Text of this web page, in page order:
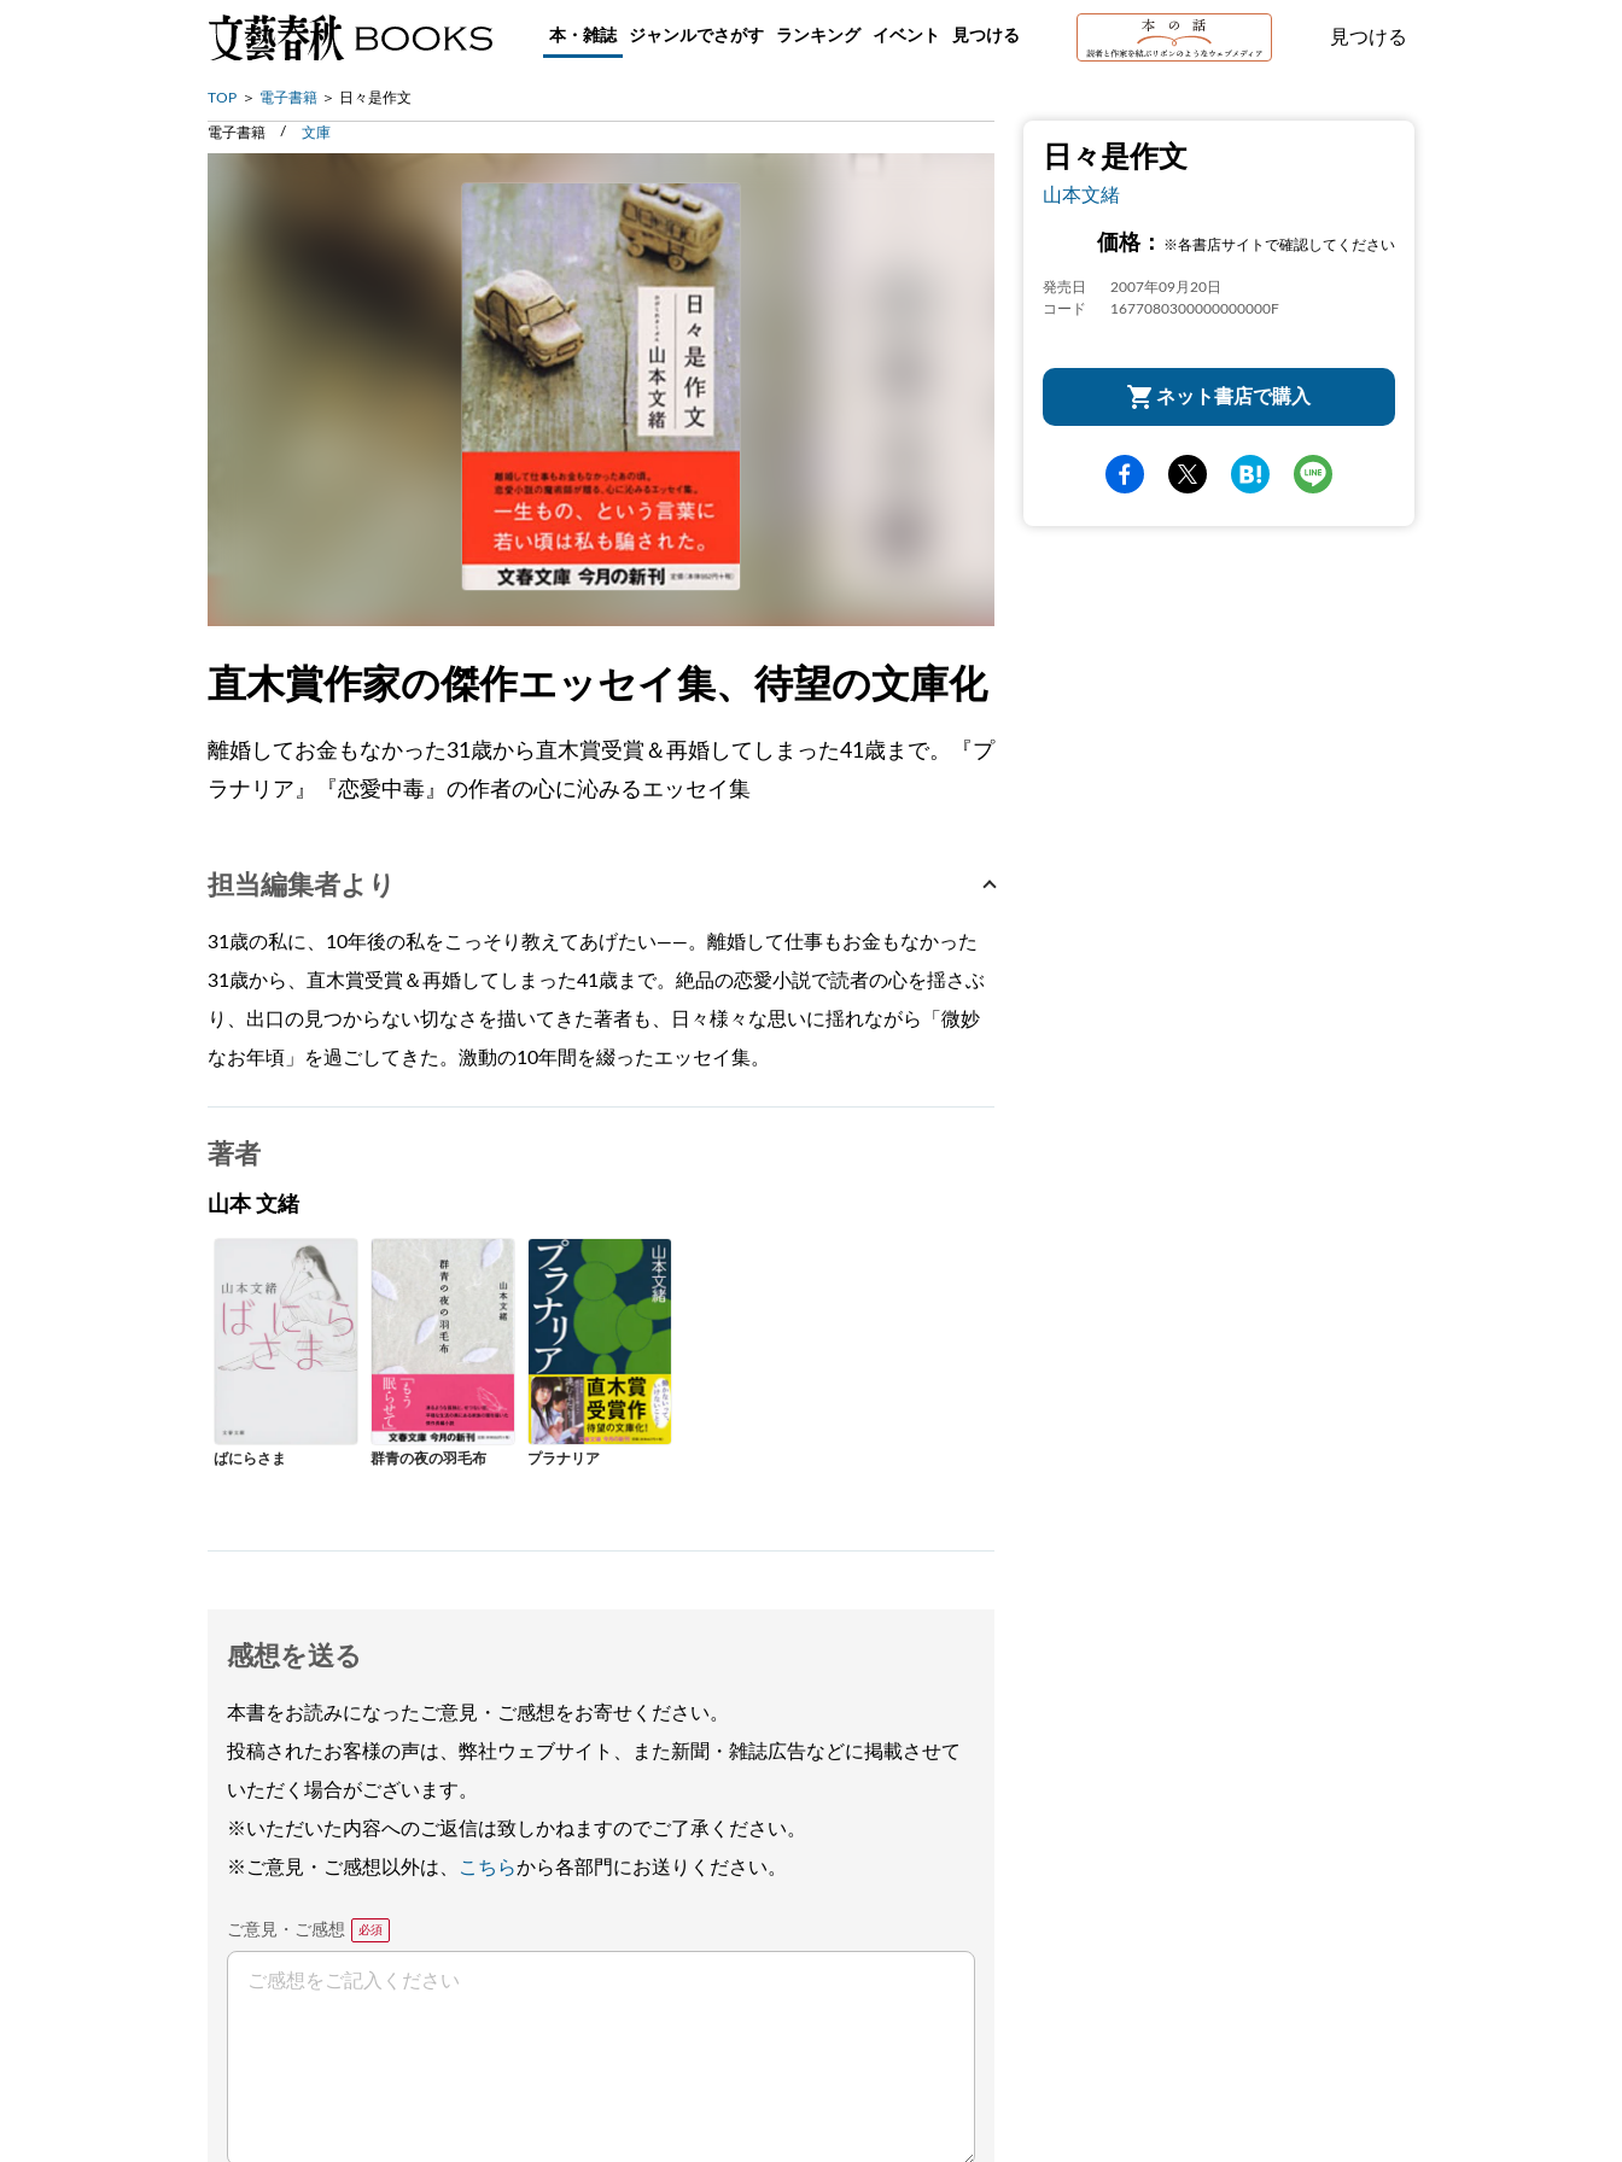
本・雑誌 ジャンルでさがす ランキング イベント 見つける 見つける
TOP 電子書籍 日々是作文
日々是作文
山本文緒
価格： ※各書店サイトで確認してください
発売日
2007年09月20日
コード
1677080300000000000F
ネット書店で購入
電子書籍 文庫
直木賞作家の傑作エッセイ集、待望の文庫化
離婚してお金もなかった31歳から直木賞受賞＆再婚してしまった41歳まで。『プ
ラナリア』『恋愛中毒』の作者の心に沁みるエッセイ集
担当編集者より
31歳の私に、10年後の私をこっそり教えてあげたい——。離婚して仕事もお金もなかった
31歳から、直木賞受賞＆再婚してしまった41歳まで。絶品の恋愛小説で読者の心を揺さぶ
り、出口の見つからない切なさを描いてきた著者も、日々様々な思いに揺れながら「微妙
なお年頃」を過ごしてきた。激動の10年間を綴ったエッセイ集。
著者
山本 文緒
ばにらさま 群青の夜の羽毛布 プラナリア
感想を送る
本書をお読みになったご意見・ご感想をお寄せください。
投稿されたお客様の声は、弊社ウェブサイト、また新聞・雑誌広告などに掲載させて
いただく場合がございます。
※いただいた内容へのご返信は致しかねますのでご了承ください。
※ご意見・ご感想以外は、
こちらから各部門にお送りください。
ご意見・ご感想